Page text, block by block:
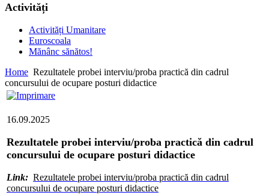
Activități
Activități Umanitare
Euroscoala
Mănânc sănătos!
Home Rezultatele probei interviu/proba practică din cadrul
concursului de ocupare posturi didactice
16.09.2025
Rezultatele probei interviu/proba practică din cadrul
concursului de ocupare posturi didactice
Link: Rezultatele probei interviu/proba practică din cadrul
concursului de ocupare posturi didactice